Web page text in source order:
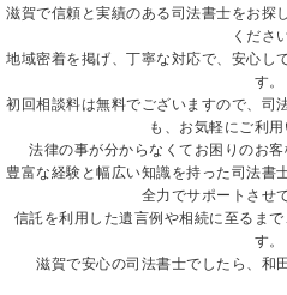
滋賀で信頼と実績のある司法書士をお探
くださ
地域密着を掲げ、丁寧な対応で、安心し
す。
初回相談料は無料でございますので、司
も、お気軽にご利用
法律の事が分からなくてお困りのお客
豊富な経験と幅広い知識を持った司法書
全力でサポートさせ
信託を利用した遺言例や相続に至るま
す。
滋賀で安心の司法書士でしたら、和